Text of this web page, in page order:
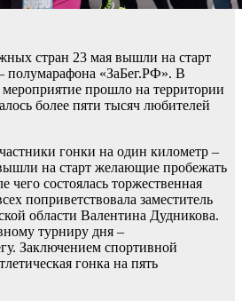
стран 23 мая вышли на старт
полумарафона «ЗаБег.РФ». В
прошло на территории
более пяти тысяч любителей
гонки на один километр –
на старт желающие пробежать
чего состоялась торжественная
поприветствовала заместитель
области Валентина Дудникова.
турниру дня –
Заключением спортивной
гонка на пять